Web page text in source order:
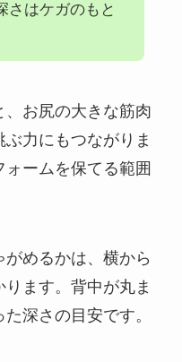
さはケガのもと
お尻の大きな筋肉
力にもつながりま
ームを保てる範囲
めるかは、横から
ます。背中が丸ま
深さの目安です。